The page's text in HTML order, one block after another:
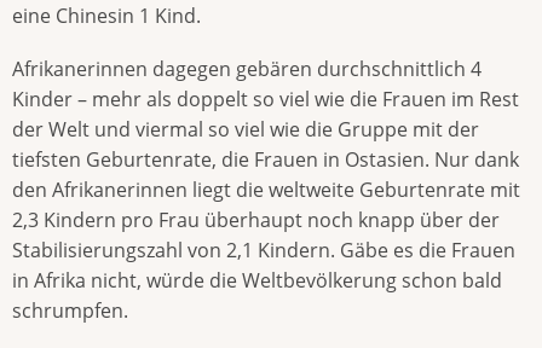
eine Chinesin 1 Kind.
Afrikanerinnen dagegen gebären durchschnittlich 4
Kinder – mehr als doppelt so viel wie die Frauen im Rest
der Welt und viermal so viel wie die Gruppe mit der
tiefsten Geburtenrate, die Frauen in Ostasien. Nur dank
den Afrikanerinnen liegt die weltweite Geburtenrate mit
2,3 Kindern pro Frau überhaupt noch knapp über der
Stabilisierungszahl von 2,1 Kindern. Gäbe es die Frauen
in Afrika nicht, würde die Weltbevölkerung schon bald
schrumpfen.